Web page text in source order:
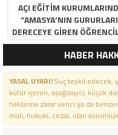
AÇI EĞİTİM
“AMASYA’NIN
DERECEYE GIREN
İÇIN ANLAMLI TÖREN”
HABER
YASAL UYARI!Suç teşkil edecek,
küfür içeren, aşağılayıcı, küçük
haklarına zarar verici ya da
mali, hukuki, cezai, idari